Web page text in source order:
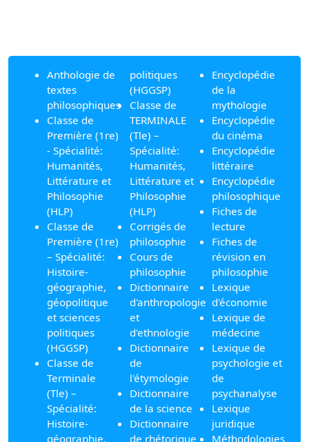
Anthologie de
textes
philosophiques
Classe de
Première (1re)
- Spécialité:
Humanités,
Littérature et
Philosophie
(HLP)
Classe de
Première (1re)
– Spécialité:
Histoire-
géographie,
géopolitique
et sciences
politiques
(HGGSP)
Classe de
Terminale
(Tle) –
Spécialité:
Histoire-
géographie,
politiques
(HGGSP)
Classe de
TERMINALE
(Tle) –
Spécialité:
Humanités,
Littérature et
Philosophie
(HLP)
Corrigés de
philosophie
Cours de
philosophie
Dictionnaire
d'anthropologie
et
d'ethnologie
Dictionnaire
de
l'étymologie
Dictionnaire
de la science
Dictionnaire
de rhétorique
Encyclopédie
de la
mythologie
Encyclopédie
du cinéma
Encyclopédie
littéraire
Encyclopédie
philosophique
Fiches de
lecture
Fiches de
révision en
philosophie
Lexique
d'économie
Lexique de
médecine
Lexique de
psychologie et
de
psychanalyse
Lexique
juridique
Méthodologies